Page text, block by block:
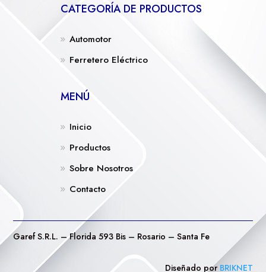
CATEGORÍA DE PRODUCTOS
Automotor
Ferretero Eléctrico
MENÚ
Inicio
Productos
Sobre Nosotros
Contacto
Garef S.R.L. – Florida 593 Bis – Rosario – Santa Fe
Diseñado por BRIKNET